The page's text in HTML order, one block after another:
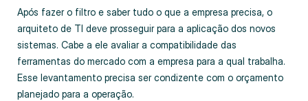
Após fazer o filtro e saber tudo o que a empresa precisa, o
arquiteto de TI deve prosseguir para a aplicação dos novos
sistemas. Cabe a ele avaliar a compatibilidade das
ferramentas do mercado com a empresa para a qual trabalha.
Esse levantamento precisa ser condizente com o orçamento
planejado para a operação.